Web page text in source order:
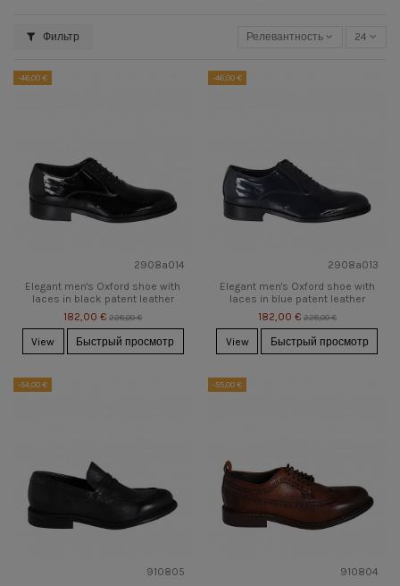
Фильтр Релевантность 24
-46,00 €
2908a014
Elegant men's Oxford shoe with
laces in black patent leather
182,00 € 228,00 €
View Быстрый просмотр
-46,00 €
2908a013
Elegant men's Oxford shoe with
laces in blue patent leather
182,00 € 228,00 €
View Быстрый просмотр
-54,00 €
910805
-55,00 €
910804